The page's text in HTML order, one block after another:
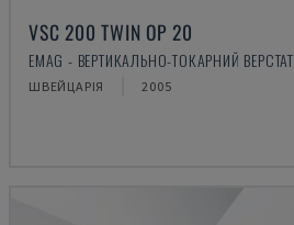
VSC 200 TWIN OP 20
EMAG - ВЕРТИКАЛЬНО-ТОКАРНИЙ ВЕРСТАТ
ШВЕЙЦАРІЯ 2005